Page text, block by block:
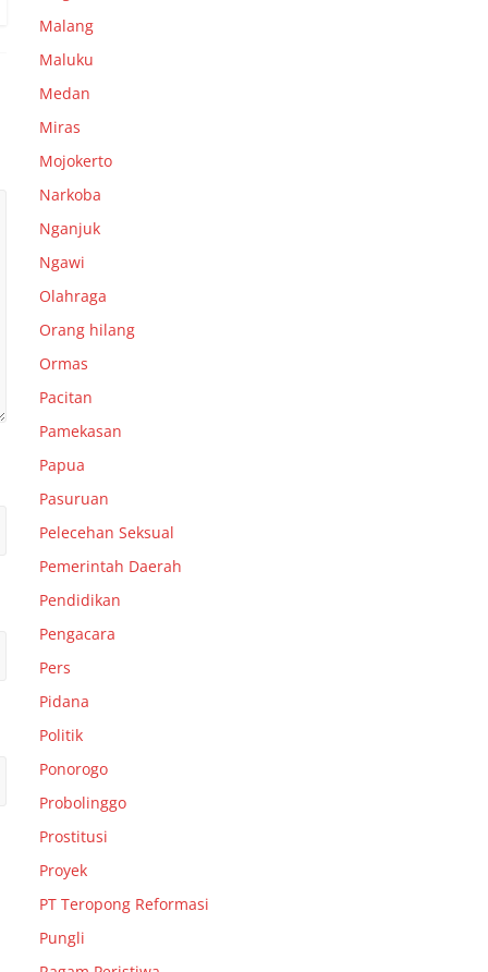
Malang
Maluku
Medan
Miras
Mojokerto
Narkoba
Nganjuk
Ngawi
Olahraga
Orang hilang
Ormas
Pacitan
Pamekasan
Papua
Pasuruan
Pelecehan Seksual
Pemerintah Daerah
Pendidikan
Pengacara
Pers
Pidana
Politik
Ponorogo
Probolinggo
Prostitusi
Proyek
PT Teropong Reformasi
Pungli